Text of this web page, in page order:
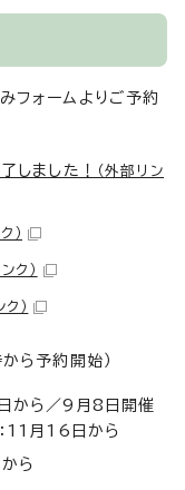
フォームよりご予約
ました！
（外部リン
）
ク）
）
ら予約開始）
から／9月8日開催
11月16日から
ら